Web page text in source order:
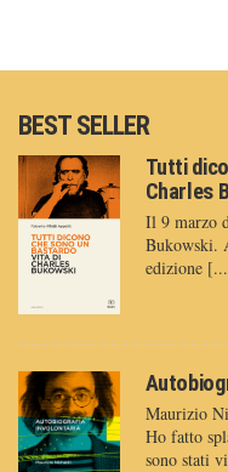
BEST SELLER
Tutti
Charles
Il 9 marzo
Bukowski.
edizione
Maurizio
Ho fatto
sono stati